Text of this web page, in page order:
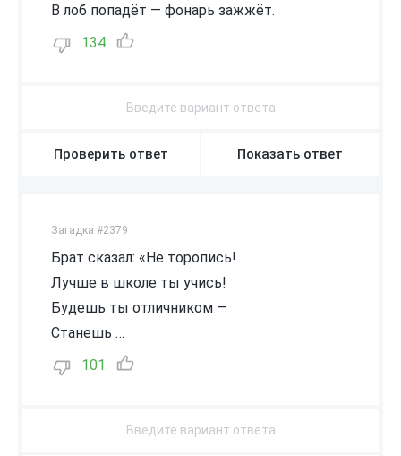
В лоб попадёт — фонарь зажжёт.
134
Проверить ответ Показать ответ
Загадка #2379
Брат сказал: «Не торопись!
Лучше в школе ты учись!
Будешь ты отличником —
Станешь …
101